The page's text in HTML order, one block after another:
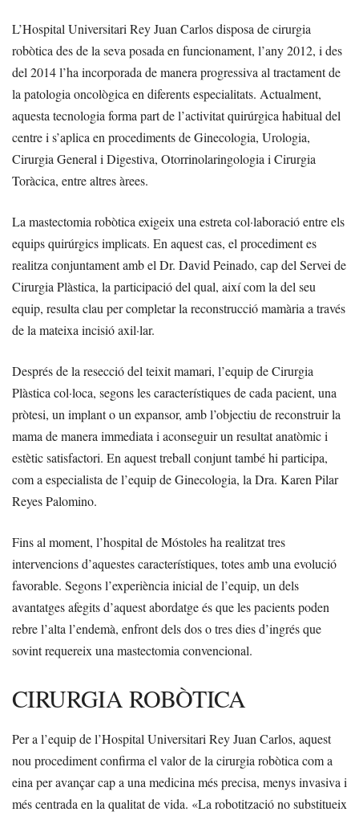
L’Hospital Universitari Rey Juan Carlos disposa de cirurgia
robòtica des de la seva posada en funcionament, l’any 2012, i des
del 2014 l’ha incorporada de manera progressiva al tractament de
la patologia oncològica en diferents especialitats. Actualment,
aquesta tecnologia forma part de l’activitat quirúrgica habitual del
centre i s’aplica en procediments de Ginecologia, Urologia,
Cirurgia General i Digestiva, Otorrinolaringologia i Cirurgia
Toràcica, entre altres àrees.
La mastectomia robòtica exigeix una estreta col·laboració entre els
equips quirúrgics implicats. En aquest cas, el procediment es
realitza conjuntament amb el Dr. David Peinado, cap del Servei de
Cirurgia Plàstica, la participació del qual, així com la del seu
equip, resulta clau per completar la reconstrucció mamària a través
de la mateixa incisió axil·lar.
Després de la resecció del teixit mamari, l’equip de Cirurgia
Plàstica col·loca, segons les característiques de cada pacient, una
pròtesi, un implant o un expansor, amb l’objectiu de reconstruir la
mama de manera immediata i aconseguir un resultat anatòmic i
estètic satisfactori. En aquest treball conjunt també hi participa,
com a especialista de l’equip de Ginecologia, la Dra. Karen Pilar
Reyes Palomino.
Fins al moment, l’hospital de Móstoles ha realitzat tres
intervencions d’aquestes característiques, totes amb una evolució
favorable. Segons l’experiència inicial de l’equip, un dels
avantatges afegits d’aquest abordatge és que les pacients poden
rebre l’alta l’endemà, enfront dels dos o tres dies d’ingrés que
sovint requereix una mastectomia convencional.
CIRURGIA ROBÒTICA
Per a l’equip de l’Hospital Universitari Rey Juan Carlos, aquest
nou procediment confirma el valor de la cirurgia robòtica com a
eina per avançar cap a una medicina més precisa, menys invasiva i
més centrada en la qualitat de vida. «La robotització no substitueix